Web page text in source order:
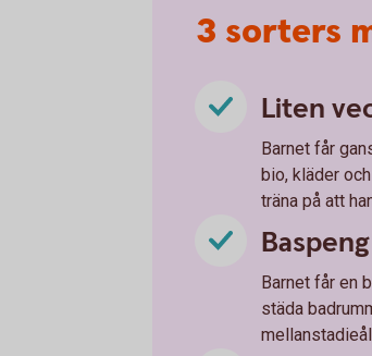
3 sorters
Liten
Barnet får
bio, kläder
träna på att
Barnet får en
städa